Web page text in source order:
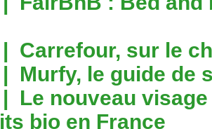
| Carrefour, sur le
| Murfy, le guide de
| Le nouveau
bio en France